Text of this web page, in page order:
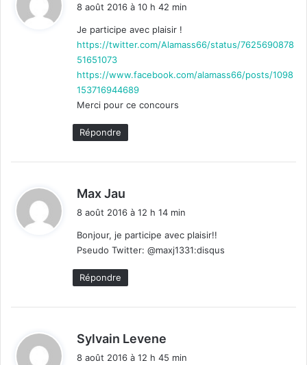
:
8 août 2016 à 10 h 42 min
Je participe avec plaisir !
https://twitter.com/Alamass66/status/7625690878
51651073
https://www.facebook.com/alamass66/posts/1098
153716944689
Merci pour ce concours
Répondre
Max Jau
:
8 août 2016 à 12 h 14 min
Bonjour, je participe avec plaisir!!
Pseudo Twitter: @maxj1331:disqus
Répondre
Sylvain Levene
8 août 2016 à 12 h 45 min